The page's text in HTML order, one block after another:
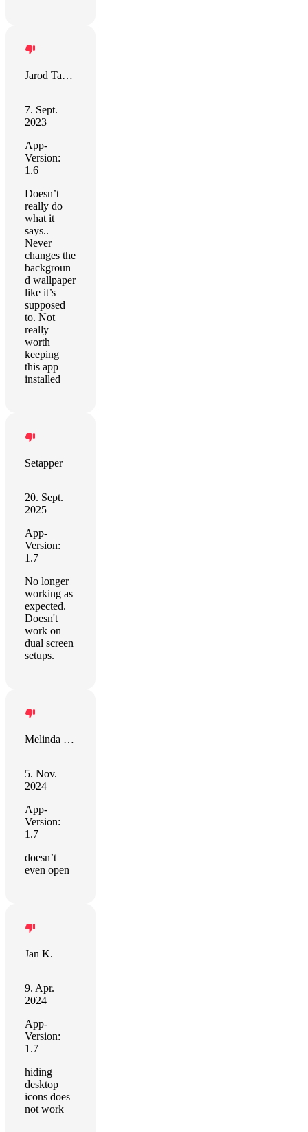
Jarod Taylor
7. Sept.
2023
App-
Version:
1.6
Doesn’t
really do
what it
says..
Never
changes the
backgroun
d wallpaper
like it’s
supposed
to. Not
really
worth
keeping
this app
installed
Setapper
20. Sept.
2025
App-
Version:
1.7
No longer
working as
expected.
Doesn't
work on
dual screen
setups.
Melinda Humphrey
5. Nov.
2024
App-
Version:
1.7
doesn’t
even open
Jan K.
9. Apr.
2024
App-
Version:
1.7
hiding
desktop
icons does
not work